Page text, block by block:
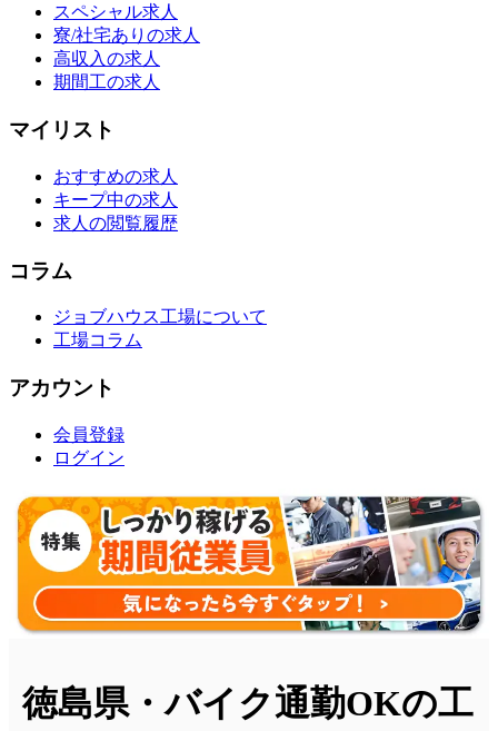
スペシャル求人
寮/社宅ありの求人
高収入の求人
期間工の求人
マイリスト
おすすめの求人
キープ中の求人
求人の閲覧履歴
コラム
ジョブハウス工場について
工場コラム
アカウント
会員登録
ログイン
徳島県・バイク通勤OKの工